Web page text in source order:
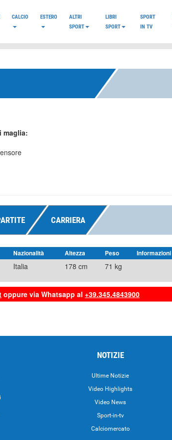
CALCIO ESTERO
ALTRI
SPORT
LIBRI
SPORT
SPORT
IN TV
maglia:
CARRIERA
Nazionalità Altezza Peso Informazioni
Italia 178 cm 71 kg
oppure via Whatsapp al +39.345.4843900
NOTIZIE
Ultime Notizie
Video Highlights
Video News
Sport-in-tv
Calciomercato